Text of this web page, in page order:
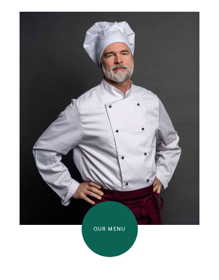
OUR MENU